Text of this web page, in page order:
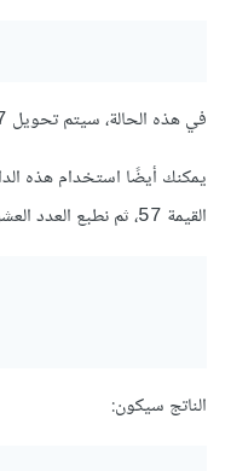
في هذه الحالة، سيتم تحويل
يمكنك أيضًا استخدام هذه
القيمة 57، ثم نطبع العدد
الناتج سيكون: